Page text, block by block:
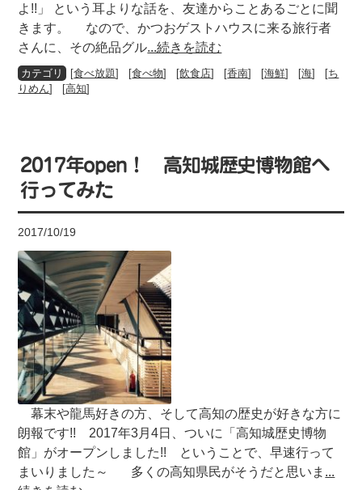
よ!!」 という耳よりな話を、友達からことあるごとに聞
きます。 なので、かつおゲストハウスに来る旅行者
さんに、その絶品グル...続きを読む
[食べ放題] [食べ物] [飲食店] [香南] [海鮮] [海] [ち
りめん] [高知]
2017年open！ 高知城歴史博物館へ
行ってみた
2017/10/19
幕末や龍馬好きの方、そして高知の歴史が好きな方に
朗報です!! 2017年3月4日、ついに「高知城歴史博物
館」がオープンしました!! ということで、早速行って
まいりました～ 多くの高知県民がそうだと思いま ...